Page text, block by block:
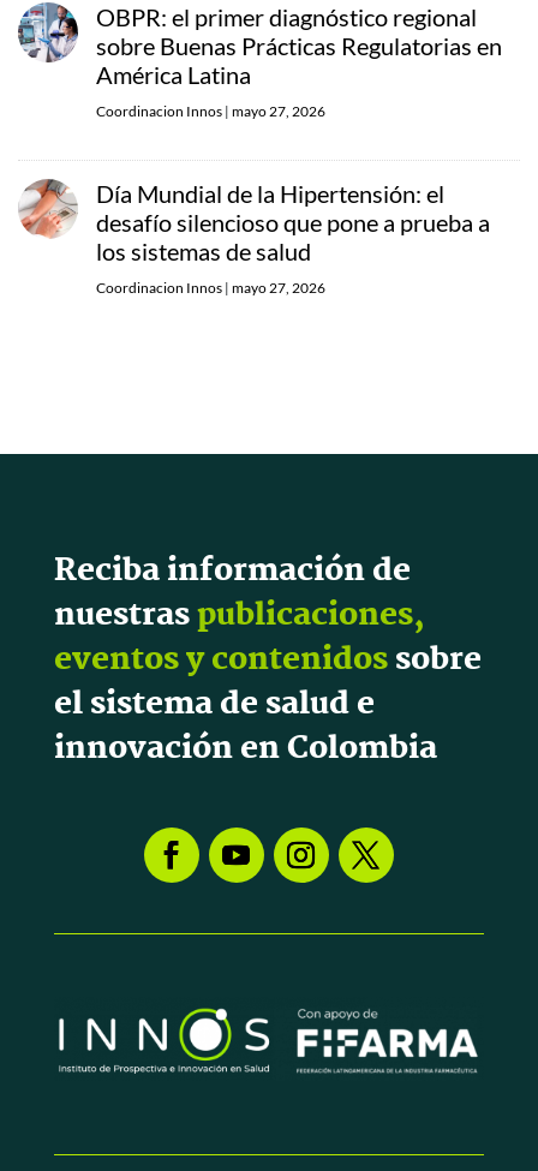
OBPR: el primer diagnóstico regional
sobre Buenas Prácticas Regulatorias en
América Latina
Coordinacion Innos | mayo 27, 2026
Día Mundial de la Hipertensión: el
desafío silencioso que pone a prueba a
los sistemas de salud
Coordinacion Innos | mayo 27, 2026
Reciba información de
nuestraspublicaciones,
eventos y contenidossobre
el sistema de salud e
innovación en Colombia